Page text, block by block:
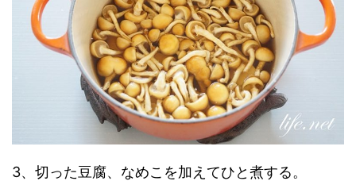
3、切った豆腐、なめこを加えてひと煮する。